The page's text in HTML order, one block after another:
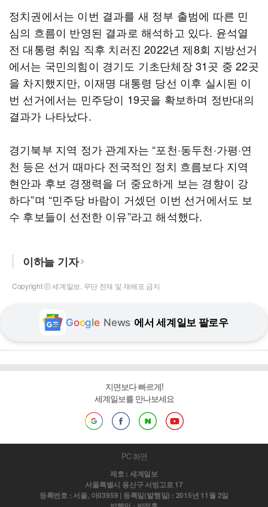
정치권에서는 이번 결과를 새 정부 출범에 따른 민
심의 흐름이 반영된 결과로 해석하고 있다. 윤석열
전 대통령 취임 직후 치러진 2022년 제8회 지방선거
에서는 국민의힘이 경기도 기초단체장 31곳 중 22곳
을 차지했지만, 이재명 대통령 당선 이후 실시된 이
번 선거에서는 민주당이 19곳을 확보하며 정반대의
결과가 나타났다.
경기북부 지역 정가 관계자는 “포천·동두천·가평·연
천 등은 선거 때마다 전국적인 정치 흐름보다 지역
현안과 후보 경쟁력을 더 중요하게 보는 경향이 강
하다”며 “민주당 바람이 거셌던 이번 선거에서도 보
수 후보들이 선전한 이유”라고 해석했다.
이하늘 기자
Copyright ⓒ 세계일보. 무단 전재 및 재배포 금지
Google News 에서 세계일보 팔로우
지면보다 빠르게!
세계일보를 만나보세요
PC 화면
제호 : 세계일보
서울특별시 용산구 서빙고로 17
등록번호 : 서울, 아03959 | 등록일(발행일) : 2015년 11월 2일